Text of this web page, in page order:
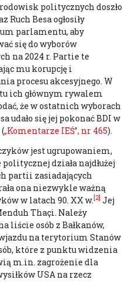
politycznych doszło
Ruch Besa ogłosiły
parlamentu, aby
się do wyborów
na 2024 r. Partie te
mu korupcję i
procesu akcesyjnego. W
ich głównym rywalem
że w ostatnich wyborach
udało się jej pokonać BDI w
„Komentarze IEŚ”, nr 465).
jest ugrupowaniem,
działa najdłużej
partii zasiadających
ona niezwykle ważną
w latach 90. XX w. [2] Jej
Thaçi. Należy
liście osób z Bałkanów,
na terytorium Stanów
które z punktu widzenia
m.in. zagrożenie dla
USA na rzecz